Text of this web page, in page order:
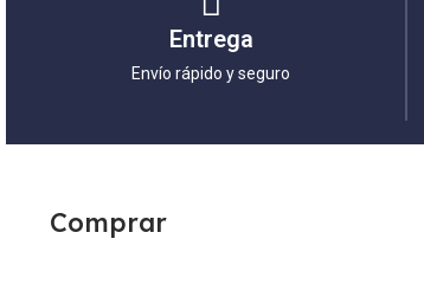
Entrega
Envío rápido y seguro
Comprar